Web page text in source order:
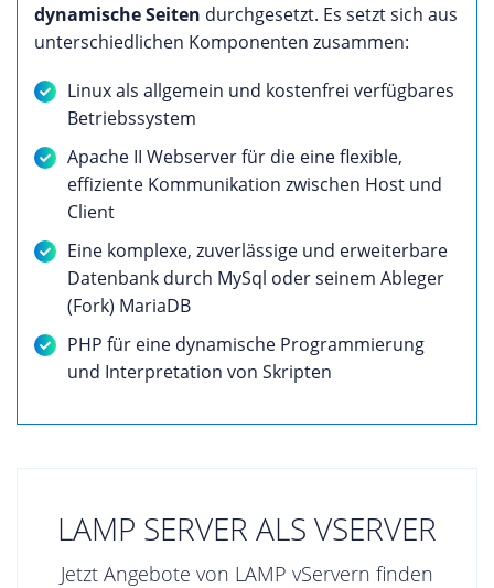
dynamische Seiten durchgesetzt. Es setzt sich aus
unterschiedlichen Komponenten zusammen:
Linux als allgemein und kostenfrei verfügbares
Betriebssystem
Apache II Webserver für die eine flexible,
effiziente Kommunikation zwischen Host und
Client
Eine komplexe, zuverlässige und erweiterbare
Datenbank durch MySql oder seinem Ableger
(Fork) MariaDB
PHP für eine dynamische Programmierung
und Interpretation von Skripten
LAMP SERVER ALS VSERVER
Jetzt Angebote von LAMP vServern finden